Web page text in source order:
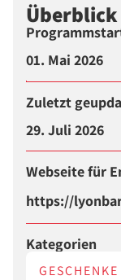
Überblick
01. Mai 2026
Zuletzt
29. Juli 2026
Webseite für
https://
Kategorien